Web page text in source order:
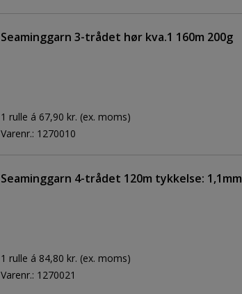
Seaminggarn 3-trådet hør kva.1 160m 200g
1 rulle á 67,90 kr. (ex. moms)
Varenr.: 1270010
Seaminggarn 4-trådet 120m tykkelse: 1,1mm
1 rulle á 84,80 kr. (ex. moms)
Varenr.: 1270021